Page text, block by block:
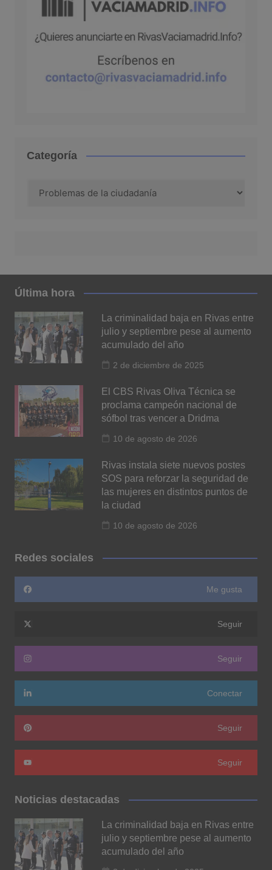
Categoría
Última hora
La criminalidad baja en Rivas entre
julio y septiembre pese al aumento
acumulado del año
2 de diciembre de 2025
El CBS Rivas Oliva Técnica se
proclama campeón nacional de
sófbol tras vencer a Dridma
10 de agosto de 2026
Rivas instala siete nuevos postes
SOS para reforzar la seguridad de
las mujeres en distintos puntos de
la ciudad
10 de agosto de 2026
Redes sociales
Me gusta
Seguir
Seguir
Conectar
Seguir
Seguir
Noticias destacadas
La criminalidad baja en Rivas entre
julio y septiembre pese al aumento
acumulado del año